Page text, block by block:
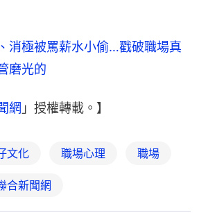
消極被罵薪水小偷…戳破職場真
磨光的
網 」授權轉載。】
文化 職場心理 職場
合新聞網